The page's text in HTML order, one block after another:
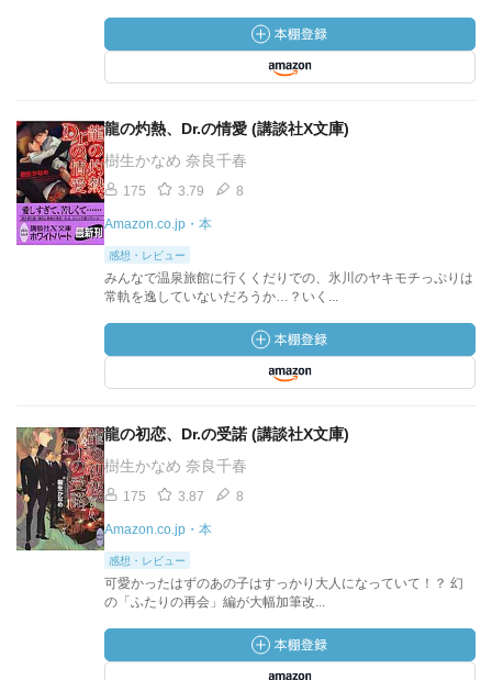
龍の灼熱、Dr.の情愛 (講談社X文庫)
樹生かなめ 奈良千春
175 3.79 8
Amazon.co.jp・本
感想・レビュー
みんなで温泉旅館に行くくだりでの、氷川のヤキモチっぷりは
常軌を逸していないだろうか…？いく...
龍の初恋、Dr.の受諾 (講談社X文庫)
樹生かなめ 奈良千春
175 3.87 8
Amazon.co.jp・本
感想・レビュー
可愛かったはずのあの子はすっかり大人になっていて！？ 幻
の「ふたりの再会」編が大幅加筆改...